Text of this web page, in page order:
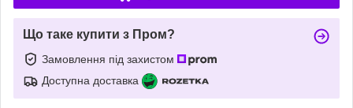
Що таке купити з Пром?
Замовлення під захистом
Доступна доставка